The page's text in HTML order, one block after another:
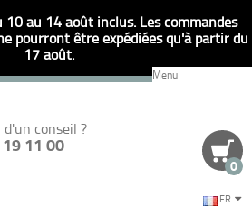
10 au 14 août inclus. Les commandes
pourront être expédiées qu'à partir du
17 août.
d'un conseil ?
11 00
0
FR
Menu